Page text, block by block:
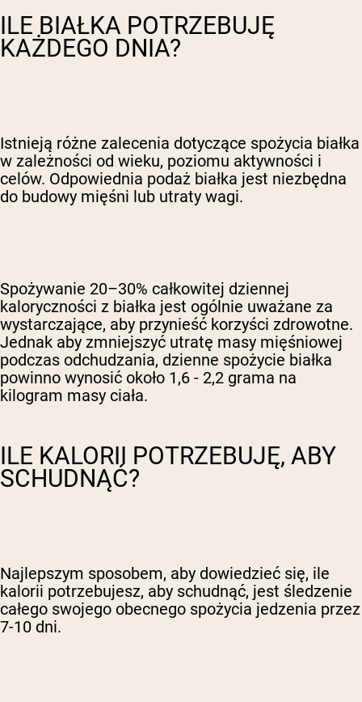
ILE BIAŁKA POTRZEBUJĘ
KAŻDEGO DNIA?
Istnieją różne zalecenia dotyczące spożycia białka
w zależności od wieku, poziomu aktywności i
celów. Odpowiednia podaż białka jest niezbędna
do budowy mięśni lub utraty wagi.
Spożywanie 20–30% całkowitej dziennej
kaloryczności z białka jest ogólnie uważane za
wystarczające, aby przynieść korzyści zdrowotne.
Jednak aby zmniejszyć utratę masy mięśniowej
podczas odchudzania, dzienne spożycie białka
powinno wynosić około 1,6 - 2,2 grama na
kilogram masy ciała.
ILE KALORII POTRZEBUJĘ, ABY
SCHUDNĄĆ?
Najlepszym sposobem, aby dowiedzieć się, ile
kalorii potrzebujesz, aby schudnąć, jest śledzenie
całego swojego obecnego spożycia jedzenia przez
7-10 dni.